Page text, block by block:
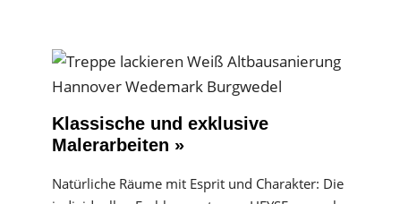
Klassische und exklusive
Malerarbeiten »
Natürliche Räume mit Esprit und Charakter: Die